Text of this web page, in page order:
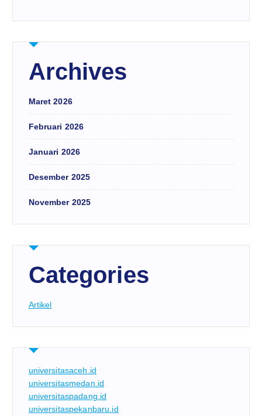
Archives
Maret 2026
Februari 2026
Januari 2026
Desember 2025
November 2025
Categories
Artikel
universitasaceh.id
universitasmedan.id
universitaspadang.id
universitaspekanbaru.id